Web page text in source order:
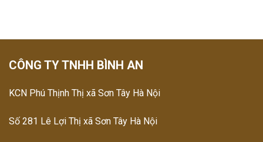
CÔNG TY TNHH BÌNH AN
KCN Phú Thịnh Thị xã Sơn Tây Hà Nội
Số 281 Lê Lợi Thị xã Sơn Tây Hà Nội